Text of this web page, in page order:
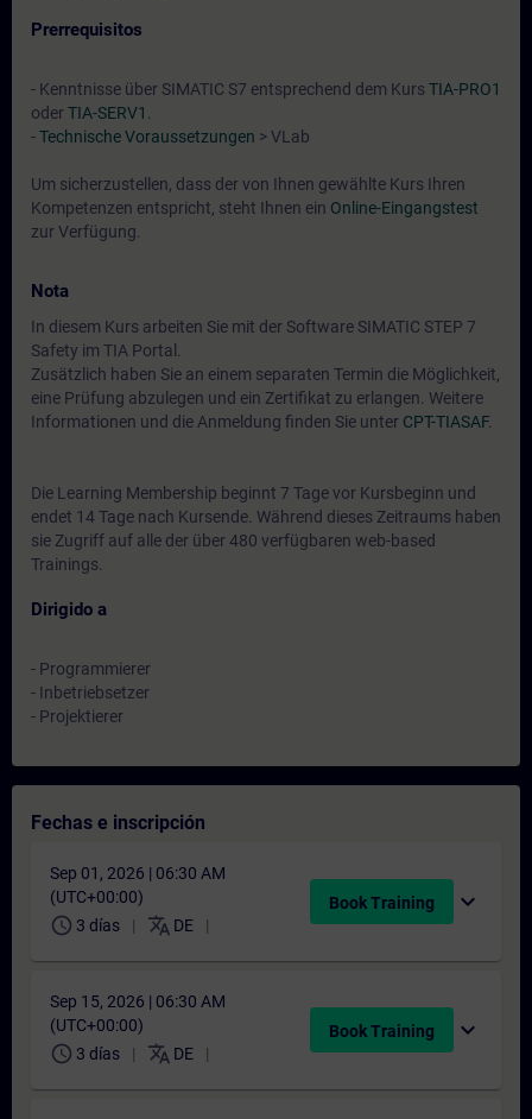
Prerrequisitos
- Kenntnisse über SIMATIC S7 entsprechend dem Kurs TIA-PRO1
oderTIA-SERV1
-Technische Voraussetzungen > VLab
Um sicherzustellen, dass der von Ihnen gewählte Kurs Ihren
Kompetenzen entspricht, steht Ihnen ein Online-Eingangstest
zur Verfügung.
Nota
In diesem Kurs arbeiten Sie mit der Software SIMATIC STEP 7
Safety im TIA Portal.
Zusätzlich haben Sie an einem separaten Termin die Möglichkeit,
eine Prüfung abzulegen und ein Zertifikat zu erlangen. Weitere
Informationen und die Anmeldung finden Sie unter CPT-TIASAF.
Die Learning Membership beginnt 7 Tage vor Kursbeginn und
endet 14 Tage nach Kursende. Während dieses Zeitraums haben
sie Zugriff auf alle der über 480 verfügbaren web-based
Trainings.
Dirigido a
- Programmierer
- Inbetriebsetzer
- Projektierer
Fechas e inscripción
Sep 01, 2026 | 06:30 AM
(UTC+00:00)
schedule 3 días translate DE
Book Training expand_more
Sep 15, 2026 | 06:30 AM
(UTC+00:00)
schedule 3 días translate DE
Book Training expand_more